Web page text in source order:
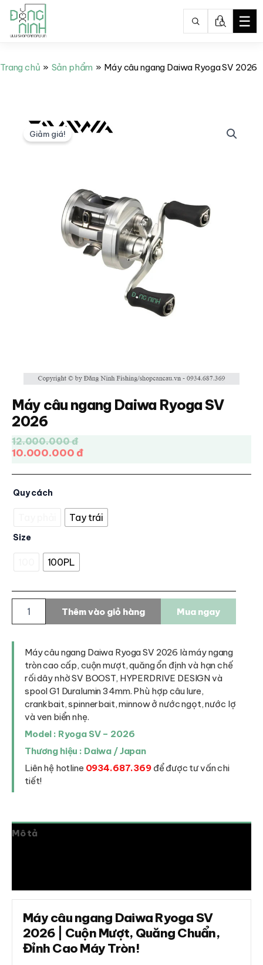
tới
☰
Trang chủ Sản phẩm Máy câu ngang Daiwa Ryoga SV 2026
Giảm giá!
Máy câu ngang Daiwa Ryoga SV
2026
12.000.000 đ
10.000.000 đ
Quy cách
Tay trái
Size
100PL
ngang
Daiwa
Ryoga
2026
lượng
Thêm vào giỏ hàng Mua ngay
Máy câu ngang Daiwa Ryoga SV 2026 là máy ngang
tròn cao cấp, cuộn mượt, quăng ổn định và hạn chế
rối dây nhờ SV BOOST, HYPERDRIVE DESIGN và
spool G1 Duralumin 34mm. Phù hợp câu lure,
crankbait, spinnerbait, minnow ở nước ngọt, nước lợ
và ven biển nhẹ.
Model : Ryoga SV – 2026
Thương hiệu : Daiwa / Japan
Liên hệ hotline 0934.687.369để được tư vấn chi
tiết!
Mô tả
Máy câu ngang Daiwa Ryoga SV
2026 | Cuộn Mượt, Quăng Chuẩn,
Đỉnh Cao Máy Tròn!